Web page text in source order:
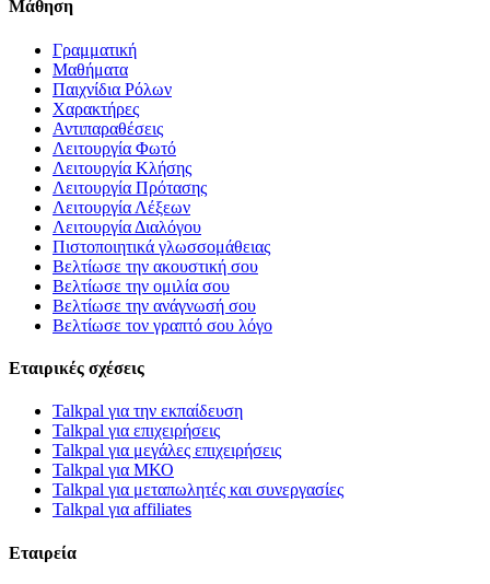
Μάθηση
Γραμματική
Μαθήματα
Παιχνίδια Ρόλων
Χαρακτήρες
Αντιπαραθέσεις
Λειτουργία Φωτό
Λειτουργία Κλήσης
Λειτουργία Πρότασης
Λειτουργία Λέξεων
Λειτουργία Διαλόγου
Πιστοποιητικά γλωσσομάθειας
Βελτίωσε την ακουστική σου
Βελτίωσε την ομιλία σου
Βελτίωσε την ανάγνωσή σου
Βελτίωσε τον γραπτό σου λόγο
Εταιρικές σχέσεις
Talkpal για την εκπαίδευση
Talkpal για επιχειρήσεις
Talkpal για μεγάλες επιχειρήσεις
Talkpal για ΜΚΟ
Talkpal για μεταπωλητές και συνεργασίες
Talkpal για affiliates
Εταιρεία